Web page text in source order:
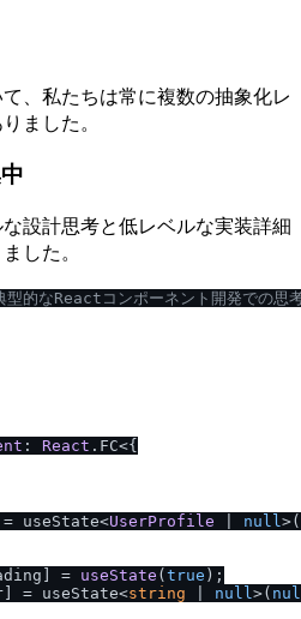
、私たちは常に複数の抽象化レ
ました。
設計思考と低レベルな実装詳細
した。
型的なReactコンポーネント開発での思
: React . FC<{
useState<UserProfile null >(
= useState (true );
= useState<string null >(